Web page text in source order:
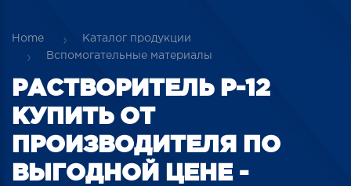
Home
Каталог продукции
Вспомогательные материалы
РАСТВОРИТЕЛЬ Р-12
КУПИТЬ ОТ
ПРОИЗВОДИТЕЛЯ ПО
ВЫГОДНОЙ ЦЕНЕ -